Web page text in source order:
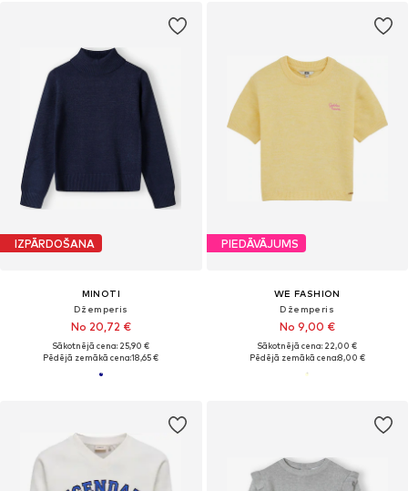
IZPĀRDOŠANA
MINOTI
Džemperis
No 20,72 €
Sākotnējā cena: 25,90 €
Pēdējā zemākā cena:18,65 €
PIEDĀVĀJUMS
WE FASHION
Džemperis
No 9,00 €
Sākotnējā cena: 22,00 €
Pēdējā zemākā cena:8,00 €